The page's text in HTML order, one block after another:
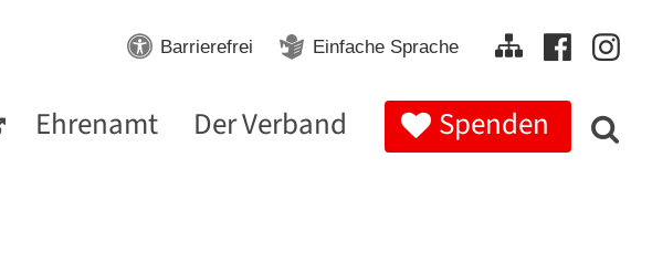
Ehrenamt Der Verband Spenden
Barrierefrei Einfache Sprache